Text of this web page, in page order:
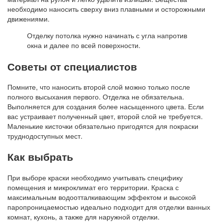
необходимо наносить сверху вниз плавными и осторожными
движениями.
Отделку потолка нужно начинать с угла напротив
окна и далее по всей поверхности.
Советы от специалистов
Помните, что наносить второй слой можно только после
полного высыхания первого. Отделка не обязательна.
Выполняется для создания более насыщенного цвета. Если
вас устраивает полученный цвет, второй слой не требуется.
Маленькие кисточки обязательно пригодятся для покраски
труднодоступных мест.
Как выбрать
При выборе краски необходимо учитывать специфику
помещения и микроклимат его территории. Краска с
максимальным водоотталкивающим эффектом и высокой
паропроницаемостью идеально подходит для отделки ванных
комнат, кухонь, а также для наружной отделки.